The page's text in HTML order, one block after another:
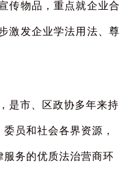
传物品，重点就企业合
激发企业学法用法、尊
是市、区政协多年来持
员和社会各界资源，
务的优质法治营商环